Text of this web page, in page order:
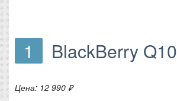
1 BlackBerry Q10
Цена: 12 990 ₽